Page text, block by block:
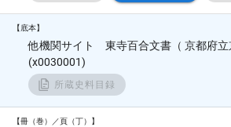
【底本】
他機関サイト 東寺百合文書（ 京都府立
(x0030001)
所蔵史料目録
【冊（巻）／頁（丁）】